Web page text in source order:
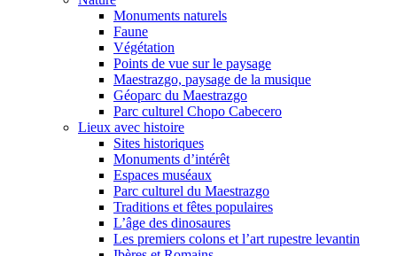
Monuments naturels
Faune
Végétation
Points de vue sur le paysage
Maestrazgo, paysage de la musique
Géoparc du Maestrazgo
Parc culturel Chopo Cabecero
Lieux avec histoire
Sites historiques
Monuments d’intérêt
Espaces muséaux
Parc culturel du Maestrazgo
Traditions et fêtes populaires
L’âge des dinosaures
Les premiers colons et l’art rupestre levantin